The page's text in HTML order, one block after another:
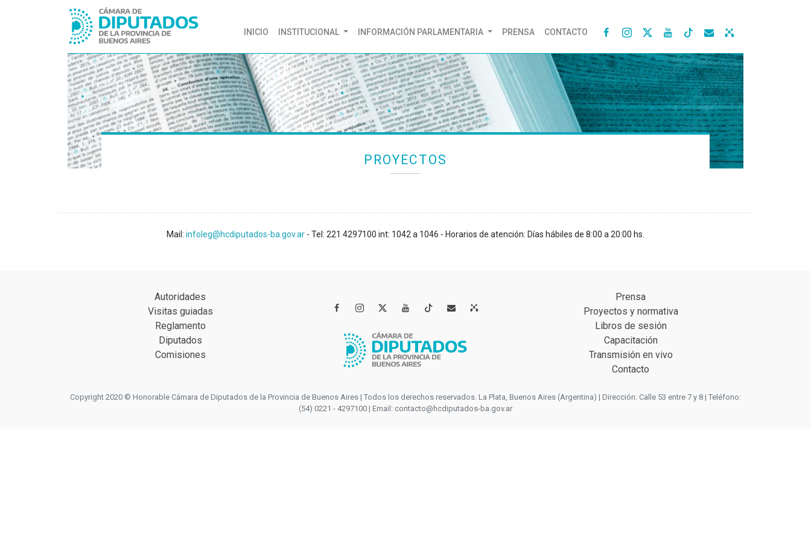
INICIO (CURRENT)
INSTITUCIONAL INFORMACIÓN PARLAMENTARIA PRENSA CONTACTO    
PROYECTOS
Mail: infoleg@hcdiputados-ba.gov.ar - Tel: 221 4297100 int: 1042 a 1046 - Horarios de atención: Días hábiles de 8:00 a 20:00 hs.
Autoridades
Visitas guiadas
Reglamento
Diputados
Comisiones
   
Prensa
Proyectos y normativa
Libros de sesión
Capacitación
Transmisión en vivo
Contacto
Copyright 2020 © Honorable Cámara de Diputados de la Provincia de Buenos Aires | Todos los derechos reservados. La Plata, Buenos Aires (Argentina) | Dirección: Calle 53 entre 7 y 8 | Teléfono:
(54) 0221 - 4297100 | Email: contacto@hcdiputados-ba.gov.ar